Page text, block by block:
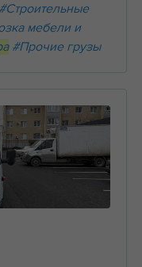
#Строительные
мебели и
#Прочие грузы